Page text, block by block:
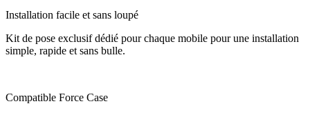
Installation facile et sans loupé
Kit de pose exclusif dédié pour chaque mobile pour une installation
simple, rapide et sans bulle.
Compatible Force Case